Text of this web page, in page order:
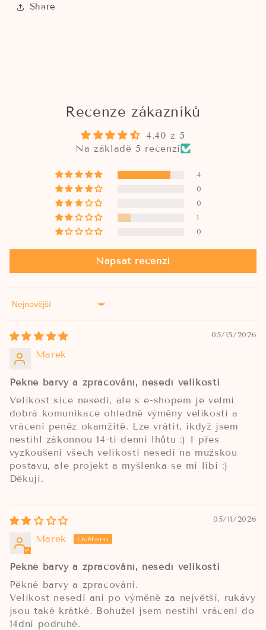
Share
Recenze zákazníků
4.40 z 5
Na základě 5 recenzí
4
0
0
1
0
Napsat recenzi
Sort by
05/15/2026
Marek
Pěkné barvy a zpracování, nesedí velikosti
Velikost sice nesedí, ale s e-shopem je velmi
dobrá komunikace ohledně výměny velikosti a
vrácení peněz okamžitě. Lze vrátit, ikdyž jsem
nestihl zákonnou 14-ti denní lhůtu :) I přes
vyzkoušení všech velikostí nesedí na mužskou
postavu, ale projekt a myšlenka se mi líbí :)
Děkuji.
05/11/2026
Marek
Pěkné barvy a zpracování, nesedí velikosti
Pěkné barvy a zpracování.
Velikost nesedí ani po výměně za největší, rukávy
jsou také krátké. Bohužel jsem nestihl vrácení do
14dní podruhé.